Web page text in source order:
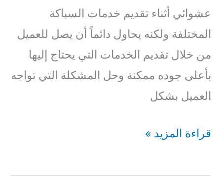
عشوائي أثناء تقديم خدمات السباكة
المختلفة ولكنه يحاول دائماً أن يصل للعميل
من خلال تقديم الخدمات التي يحتاج إليها
بأعلى جوده ممكنة وحل المشكلة التي تواجه
العميل بشكل
فني
المنصورية
قراءة المزيد »